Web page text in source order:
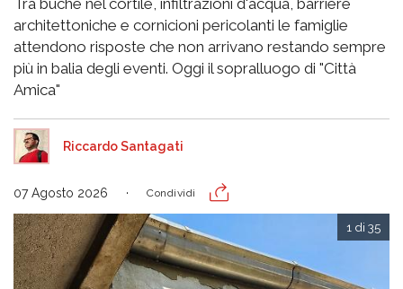
Tra buche nel cortile, infiltrazioni d'acqua, barriere
architettoniche e cornicioni pericolanti le famiglie
attendono risposte che non arrivano restando sempre
più in balia degli eventi. Oggi il sopralluogo di "Città
Amica"
Riccardo Santagati
07 Agosto 2026 Condividi
1 di 35